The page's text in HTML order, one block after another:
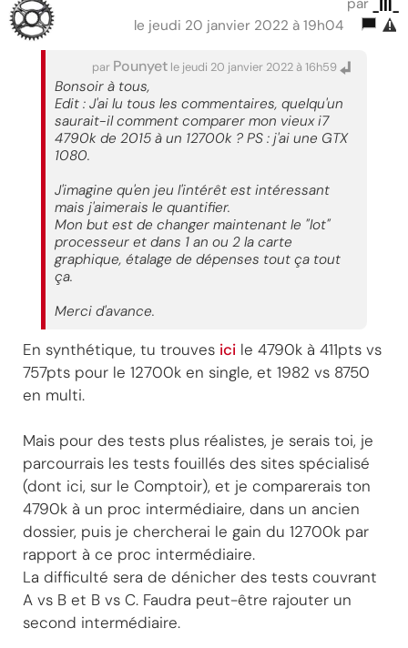
le jeudi 20 janvier 2022 à 19h04
par Pounyet le jeudi 20 janvier 2022 à 16h59
Bonsoir à tous,
Edit : J'ai lu tous les commentaires, quelqu'un
saurait-il comment comparer mon vieux i7
4790k de 2015 à un 12700k ? PS : j'ai une GTX
1080.
J'imagine qu'en jeu l'intérêt est intéressant
mais j'aimerais le quantifier.
Mon but est de changer maintenant le "lot"
processeur et dans 1 an ou 2 la carte
graphique, étalage de dépenses tout ça tout
ça.
Merci d'avance.
En synthétique, tu trouves ici le 4790k à 411pts vs
757pts pour le 12700k en single, et 1982 vs 8750
en multi.
Mais pour des tests plus réalistes, je serais toi, je
parcourrais les tests fouillés des sites spécialisé
(dont ici, sur le Comptoir), et je comparerais ton
4790k à un proc intermédiaire, dans un ancien
dossier, puis je chercherai le gain du 12700k par
rapport à ce proc intermédiaire.
La difficulté sera de dénicher des tests couvrant
A vs B et B vs C. Faudra peut-être rajouter un
second intermédiaire.